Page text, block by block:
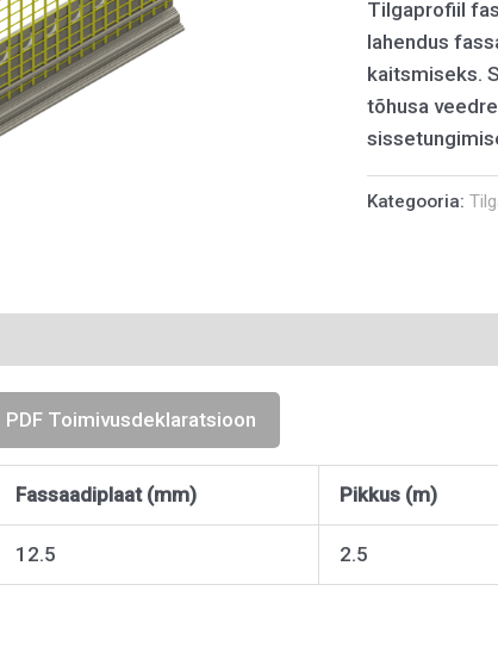
Tilgaprofiil
lahendus
kaitsmiseks.
tõhusa
Kategooria:
PDF Toimivusdeklaratsioon
Fassaadiplaat (mm) Pikkus (m)
12.5 2.5